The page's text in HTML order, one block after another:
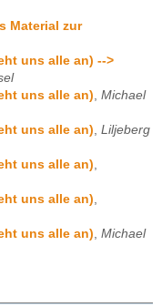
Material zur
uns alle an) -->
uns alle an), Michael
uns alle an), Liljeberg
uns alle an),
uns alle an),
uns alle an), Michael